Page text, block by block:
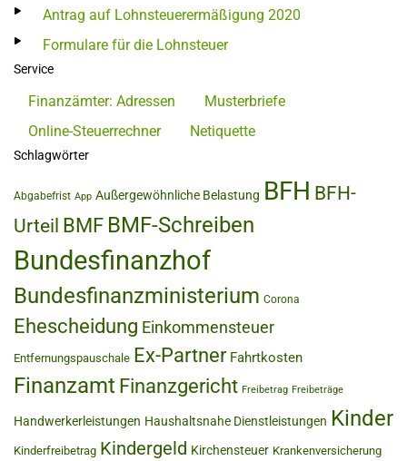
Antrag auf Lohnsteuerermäßigung 2020
Formulare für die Lohnsteuer
Service
Finanzämter: Adressen
Musterbriefe
Online-Steuerrechner
Netiquette
Schlagwörter
Abgabefrist App Außergewöhnliche Belastung BFH BFH-
Urteil BMF BMF-Schreiben
Bundesfinanzhof
Bundesfinanzministerium Corona
Ehescheidung Einkommensteuer
Entfernungspauschale Ex-Partner Fahrtkosten
Finanzamt Finanzgericht Freibetrag Freibeträge
Handwerkerleistungen Haushaltsnahe Dienstleistungen Kinder
Kinderfreibetrag Kindergeld Kirchensteuer Krankenversicherung